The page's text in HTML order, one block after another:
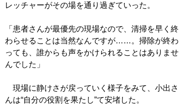
レッチャーがその場を通り過ぎていった。
「患者さんが最優先の現場なので、清掃を早く終
わらせることは当然なんですが……。掃除が終わ
っても、誰からも声をかけられることはありませ
んでした」
現場に静けさが戻っていく様子をみて、小出さ
んは“自分の役割を果たし”て安堵した。